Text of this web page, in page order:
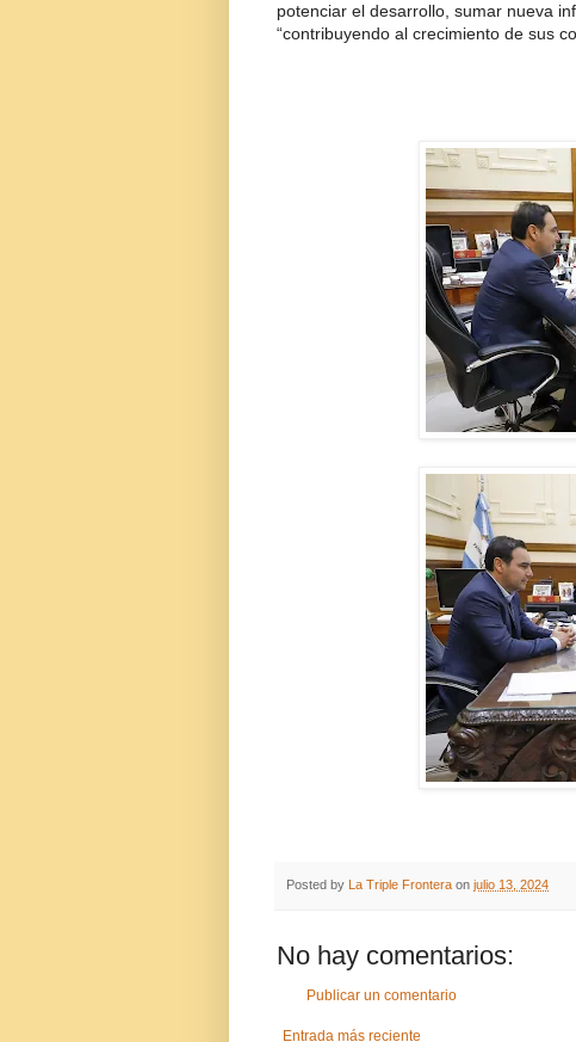
potenciar el desarrollo, sumar nueva
“contribuyendo al crecimiento de sus
Posted by La Triple Frontera on julio 13, 2024
No hay comentarios:
Publicar un comentario
Entrada más reciente